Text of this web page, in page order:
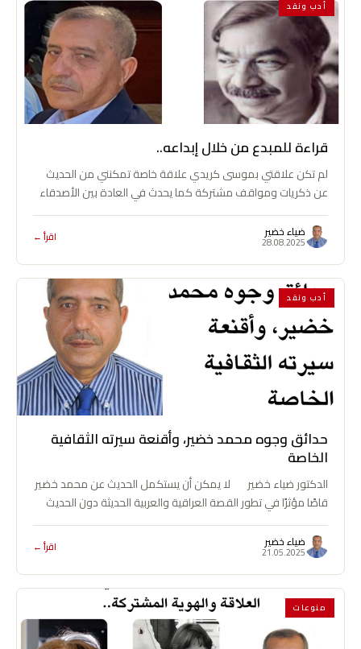
أدب ونقد
قراءة للمبدع من خلال إبداعه..
لم تكن علاقتي بموسى كريدي علاقة خاصة تمكنني من الحديث
عن ذكريات ومواقف مشتركة كما يحدث في العادة بين الأصدقاء
والقرباء الخلّص،…
ضياء خضير
28.08.2025 اقرأ ←
أدب ونقد
حدائق وجوه محمد خضير، وأقنعة سيرته الثقافية
الخاصة
الدكتور ضياء خضير لا يمكن أن يستكمل الحديث عن محمد خضير
قاصًا مؤثرًا في تطور القصة العراقية والعربية الحديثة دون الحديث
عن…
ضياء خضير
21.05.2025 اقرأ ←
منوعات